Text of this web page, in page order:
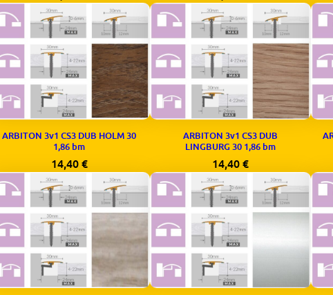
ARBITON 3v1 CS3 DUB HOLM 30
1,86 bm
14,40 €
ARBITON 3v1 CS3 DUB
LINGBURG 30 1,86 bm
14,40 €